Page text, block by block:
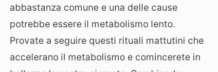
abbastanza comune e una delle cause
potrebbe essere il metabolismo lento.
Provate a seguire questi rituali mattutini che
accelerano il metabolismo e comincerete in